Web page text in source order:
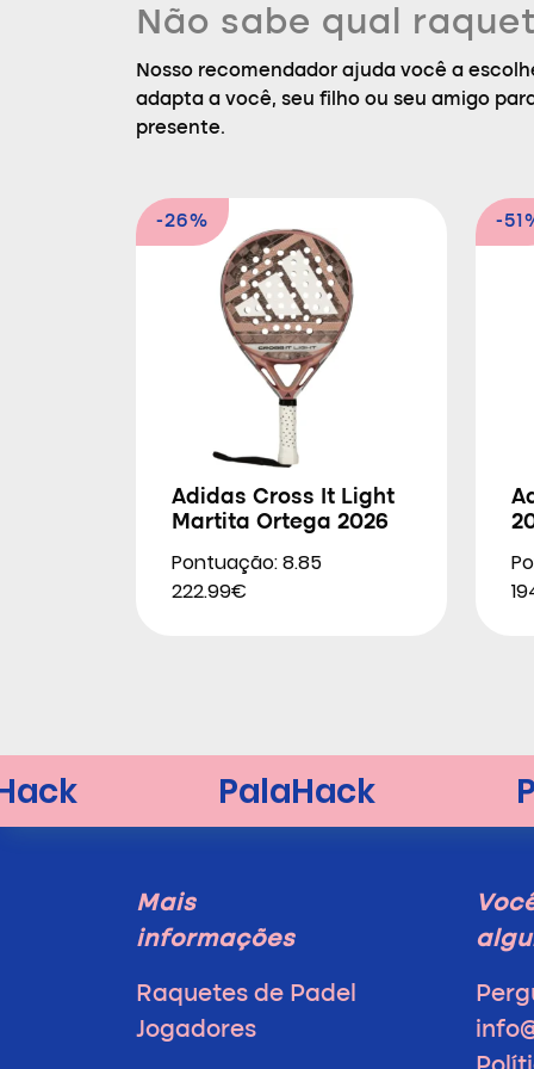
Não sabe qual
Nosso recomendador ajuda você a
adapta a você, seu filho ou seu amigo
presente.
-26%
Adidas Cross It Light
Martita Ortega 2026
Pontuação: 8.85
222.99€
-
Mais
informações
Raquetes de Padel
Jogadores